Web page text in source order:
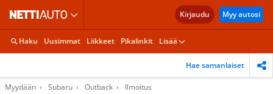
Kirjaudu Myy autosi
Haku Uusimmat Liikkeet Pikalinkit Lisää
Hae samanlaiset
Myydään Subaru Outback Ilmoitus